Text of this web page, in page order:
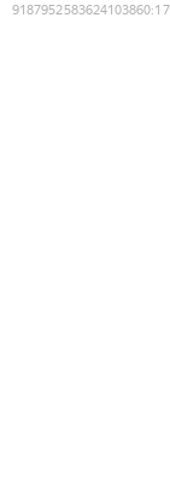
9187952583624103860: